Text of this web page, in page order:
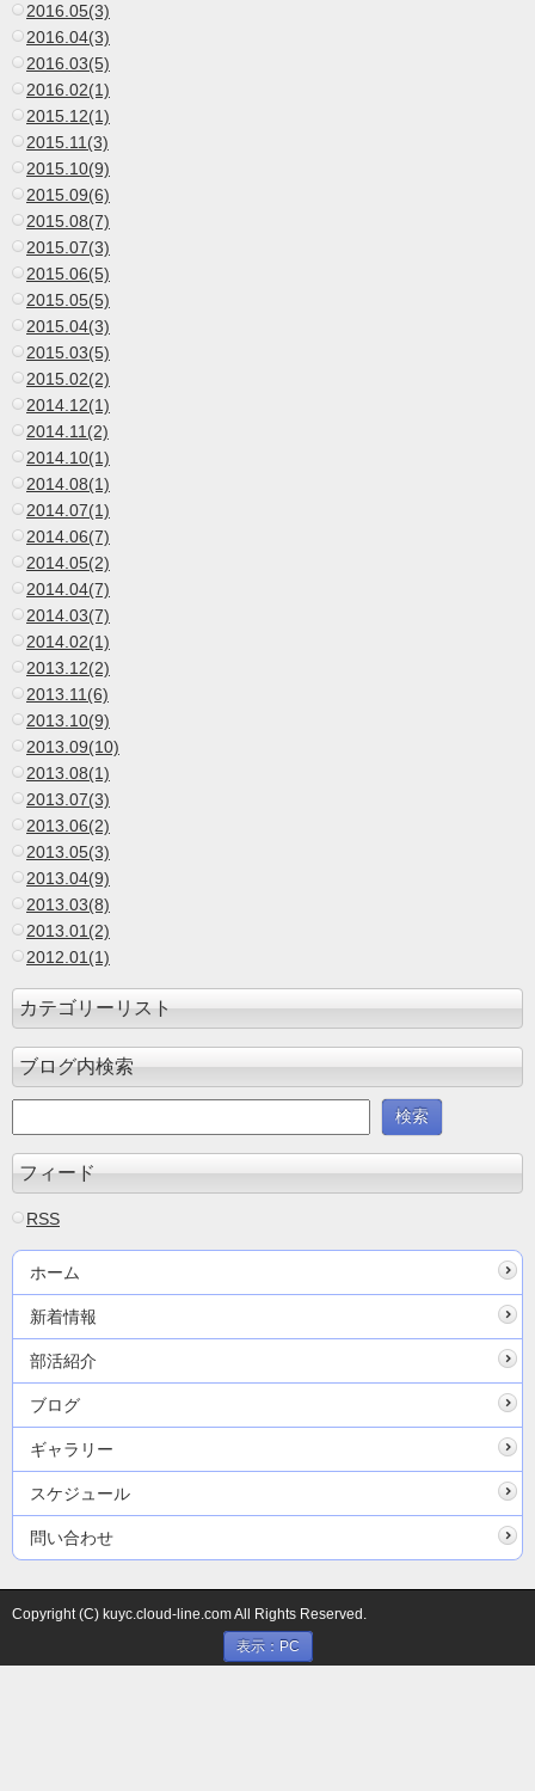
2016.05(3)
2016.04(3)
2016.03(5)
2016.02(1)
2015.12(1)
2015.11(3)
2015.10(9)
2015.09(6)
2015.08(7)
2015.07(3)
2015.06(5)
2015.05(5)
2015.04(3)
2015.03(5)
2015.02(2)
2014.12(1)
2014.11(2)
2014.10(1)
2014.08(1)
2014.07(1)
2014.06(7)
2014.05(2)
2014.04(7)
2014.03(7)
2014.02(1)
2013.12(2)
2013.11(6)
2013.10(9)
2013.09(10)
2013.08(1)
2013.07(3)
2013.06(2)
2013.05(3)
2013.04(9)
2013.03(8)
2013.01(2)
2012.01(1)
カテゴリーリスト
ブログ内検索
フィード
RSS
ホーム
新着情報
部活紹介
ブログ
ギャラリー
スケジュール
問い合わせ
Copyright (C) kuyc.cloud-line.com All Rights Reserved.
表示：PC